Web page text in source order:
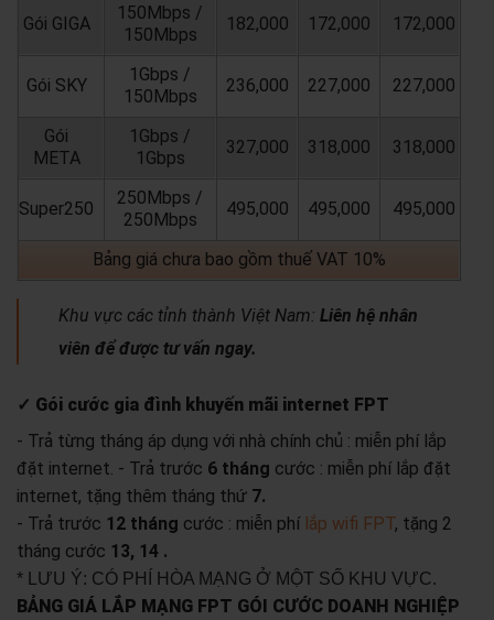
Gói GIGA
150Mbps /
150Mbps
182,000 172,000 172,000
Gói SKY
1Gbps /
150Mbps
236,000 227,000 227,000
Gói
META
1Gbps /
1Gbps
327,000 318,000 318,000
Super250
250Mbps /
250Mbps
495,000 495,000 495,000
Bảng giá chưa bao gồm thuế VAT 10%
Khu vực các tỉnh thành Việt Nam: Liên hệ nhân
viên để được tư vấn ngay.
✓ Gói cước gia đình khuyến mãi internet FPT
- Trả từng tháng áp dụng với nhà chính chủ : miễn phí lắp
đặt internet. - Trả trước 6 tháng cước : miễn phí lắp đặt
internet, tặng thêm tháng thứ 7.
- Trả trước 12 tháng cước : miễn phí lắp wifi FPT, tặng 2
tháng cước 13, 14 .
* LƯU Ý: CÓ PHÍ HÒA MẠNG Ở MỘT SỐ KHU VỰC.
BẢNG GIÁ LẮP MẠNG FPT GÓI CƯỚC DOANH NGHIỆP